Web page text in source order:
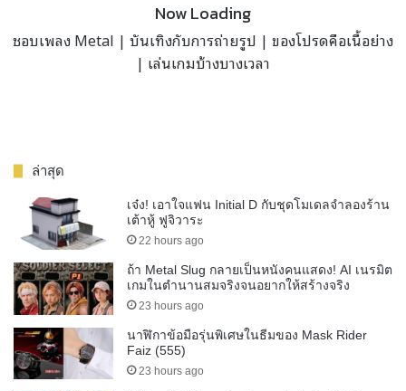
Now Loading
ชอบเพลง Metal | บันเทิงกับการถ่ายรูป | ของโปรดคือเนื้อย่าง
| เล่นเกมบ้างบางเวลา
ล่าสุด
เจ๋ง! เอาใจแฟน Initial D กับชุดโมเดลจำลองร้าน
เต้าหู้ ฟูจิวาระ
22 hours ago
ถ้า Metal Slug กลายเป็นหนังคนแสดง! AI เนรมิต
เกมในตำนานสมจริงจนอยากให้สร้างจริง
23 hours ago
นาฬิกาข้อมือรุ่นพิเศษในธีมของ Mask Rider
Faiz (555)
23 hours ago